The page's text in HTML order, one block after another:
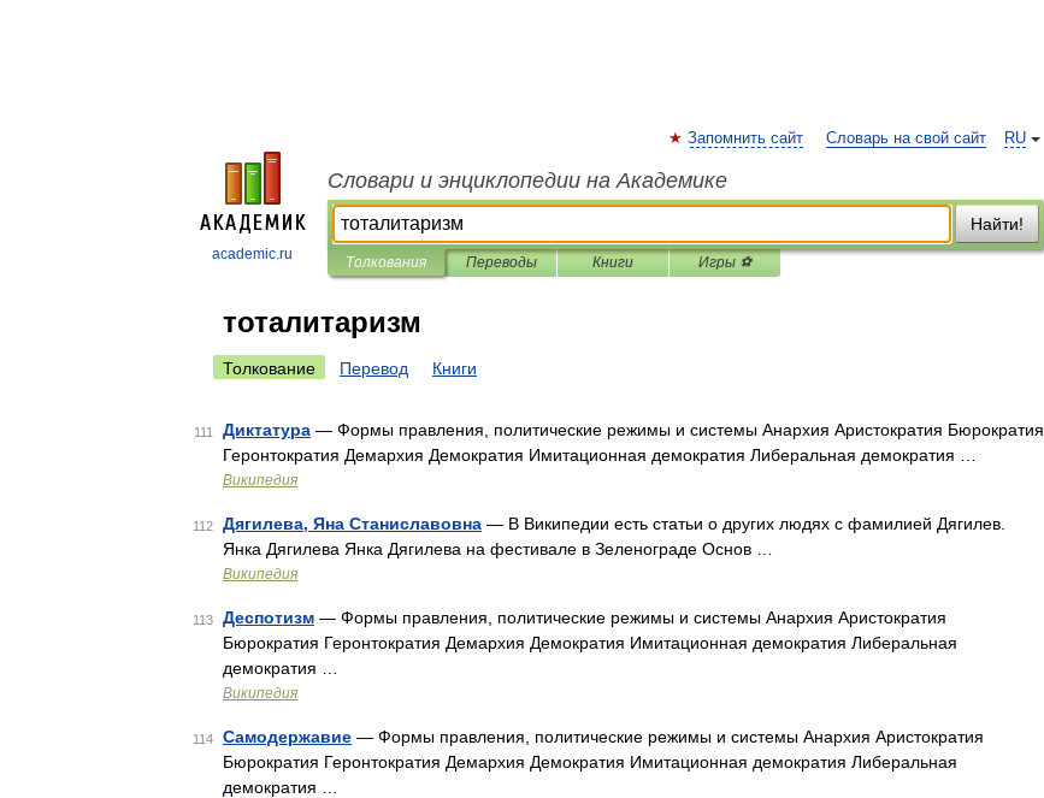
academic.ru
RU
Запомнить сайт Словарь на свой сайт
Словари и энциклопедии на Академике
Найти!
Толкования Переводы Книги Игры ⚽
тоталитаризм
Толкование Перевод Книги
111 Диктатура — Формы правления, политические режимы и системы Анархия Аристократия Бюрократия
Геронтократия Демархия Демократия Имитационная демократия Либеральная демократия …
Википедия
112 Дягилева, Яна Станиславовна — В Википедии есть статьи о других людях с фамилией Дягилев.
Янка Дягилева Янка Дягилева на фестивале в Зеленограде Основ …
Википедия
113 Деспотизм — Формы правления, политические режимы и системы Анархия Аристократия
Бюрократия Геронтократия Демархия Демократия Имитационная демократия Либеральная
демократия …
Википедия
114 Самодержавие — Формы правления, политические режимы и системы Анархия Аристократия
Бюрократия Геронтократия Демархия Демократия Имитационная демократия Либеральная
демократия …